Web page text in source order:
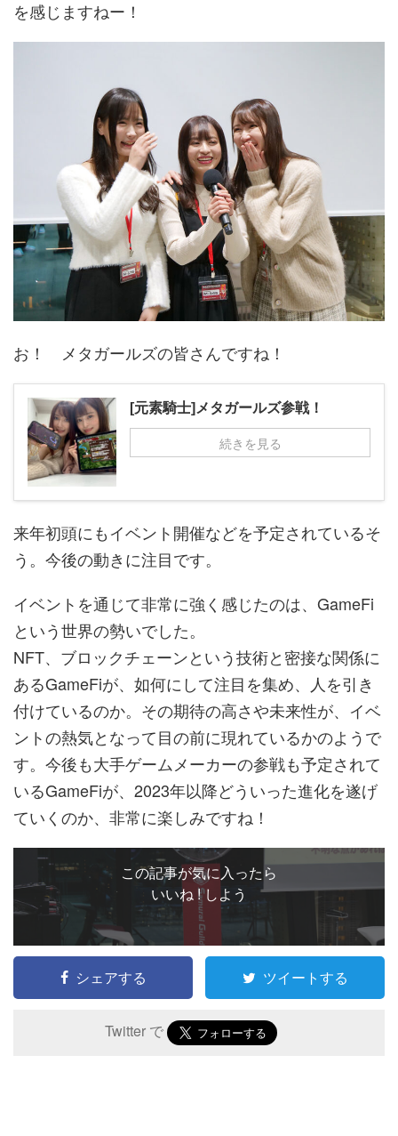
を感じますねー！
お！ メタガールズの皆さんですね！
[元素騎士]メタガールズ参戦！
続きを見る
来年初頭にもイベント開催などを予定されているそ
う。今後の動きに注目です。
イベントを通じて非常に強く感じたのは、GameFi
という世界の勢いでした。
NFT、ブロックチェーンという技術と密接な関係に
あるGameFiが、如何にして注目を集め、人を引き
付けているのか。その期待の高さや未来性が、イベ
ントの熱気となって目の前に現れているかのようで
す。今後も大手ゲームメーカーの参戦も予定されて
いるGameFiが、2023年以降どういった進化を遂げ
ていくのか、非常に楽しみですね！
この記事が気に入ったら
いいね ! しよう
シェアする ツイートする
Twitter で